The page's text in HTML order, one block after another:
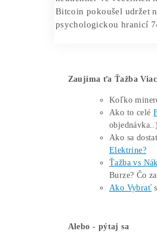
Spolu s hlavní
pokles i zbytek trhu.
dolarů. Naopak
blízkosti 75 000
uplynulých týdnech
dokonce úroveň 76
nedokázal si toto
Atmosféru na trhu
varování prezidenta
Prohlásil, že už
kroky v